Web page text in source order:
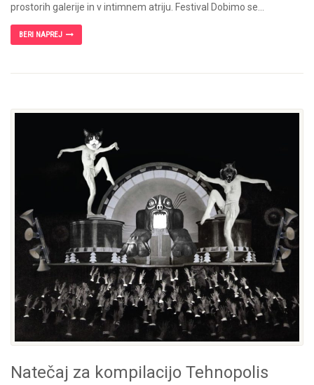
prostorih galerije in v intimnem atriju. Festival Dobimo se...
BERI NAPREJ
Natečaj za kompilacijo Tehnopolis